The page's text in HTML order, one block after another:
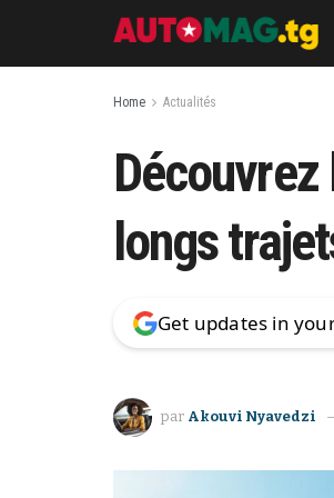
Home Actualités
longs
Get updates in
par Akouvi Nyavedzi